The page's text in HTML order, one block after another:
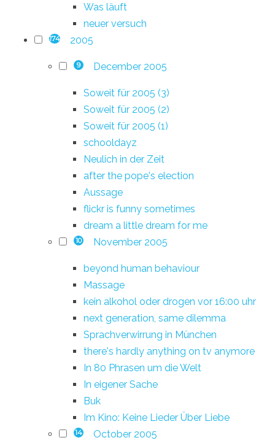
Was läuft
neuer versuch
174 2005
9 December 2005
Soweit für 2005 (3)
Soweit für 2005 (2)
Soweit für 2005 (1)
schooldayz
Neulich in der Zeit
after the pope's election
Aussage
flickr is funny sometimes
dream a little dream for me
10 November 2005
beyond human behaviour
Massage
kein alkohol oder drogen vor 16:00 uhr
next generation, same dilemma
Sprachverwirrung in München
there's hardly anything on tv anymore
In 80 Phrasen um die Welt
In eigener Sache
Buk
Im Kino: Keine Lieder Über Liebe
14 October 2005